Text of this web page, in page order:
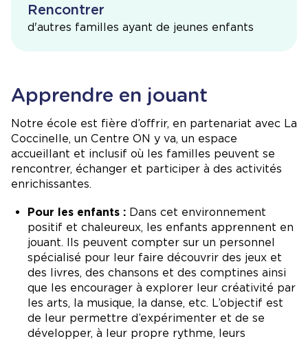
Rencontrer
d'autres familles ayant de jeunes enfants
Apprendre en jouant
Notre école est fière d’offrir, en partenariat avec La
Coccinelle, un Centre ON y va, un espace
accueillant et inclusif où les familles peuvent se
rencontrer, échanger et participer à des activités
enrichissantes.
Pour les enfants : Dans cet environnement
positif et chaleureux, les enfants apprennent en
jouant. Ils peuvent compter sur un personnel
spécialisé pour leur faire découvrir des jeux et
des livres, des chansons et des comptines ainsi
que les encourager à explorer leur créativité par
les arts, la musique, la danse, etc. L’objectif est
de leur permettre d’expérimenter et de se
développer, à leur propre rythme, leurs